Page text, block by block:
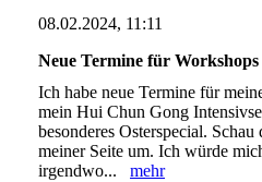
08.02.2024, 11:11
Neue Termine für
Ich habe neue Termine für
mein Hui Chun Gong
besonderes Osterspecial.
meiner Seite um. Ich würde
irgendwo... mehr